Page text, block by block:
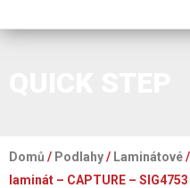
Domů / Podlahy/ Laminátové/
laminát – CAPTURE –